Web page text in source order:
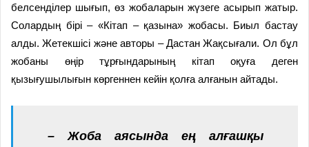
белсенділер шығып, өз жобаларын жүзеге асырып жатыр.
Солардың бірі – «Кітап – қазына» жобасы. Биыл бастау
алды. Жетекшісі және авторы – Дастан Жақсығали. Ол бұл
жобаны өңір тұрғындарының кітап оқуға деген
қызығушылығын көргеннен кейін қолға алғанын айтады.
– Жоба аясында ең алғашқы